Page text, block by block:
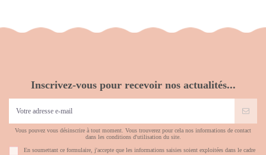
Inscrivez-vous pour recevoir nos actualités...
Vous pouvez vous désinscrire à tout moment. Vous trouverez pour cela nos informations de contact
dans les conditions d'utilisation du site.
En soumettant ce formulaire, j'accepte que les informations saisies soient exploitées dans le cadre